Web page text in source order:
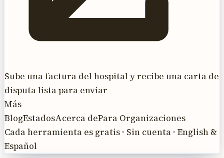
Sube una factura del hospital y recibe una carta de
disputa lista para enviar
Más
BlogEstadosAcerca dePara Organizaciones
Cada herramienta es gratis · Sin cuenta · English &
Español